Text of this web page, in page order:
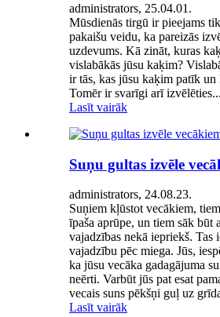
administrators, 25.04.01.
Mūsdienās tirgū ir pieejams
pakaišu veidu, ka pareizās
uzdevums. Kā zināt, kuras
vislabākās jūsu kaķim?
ir tās, kas jūsu kaķim patīk un
Tomēr ir svarīgi arī izvēlēties...
Lasīt vairāk
Suņu gultas izvēle
administrators, 24.08.23.
Suņiem kļūstot vecākiem,
īpaša aprūpe, un tiem sāk būt
vajadzības nekā iepriekš. Tas
vajadzību pēc miega. Jūs,
ka jūsu vecāka gadagājuma
neērti. Varbūt jūs pat esat
vecais suns pēkšņi guļ uz
Lasīt vairāk